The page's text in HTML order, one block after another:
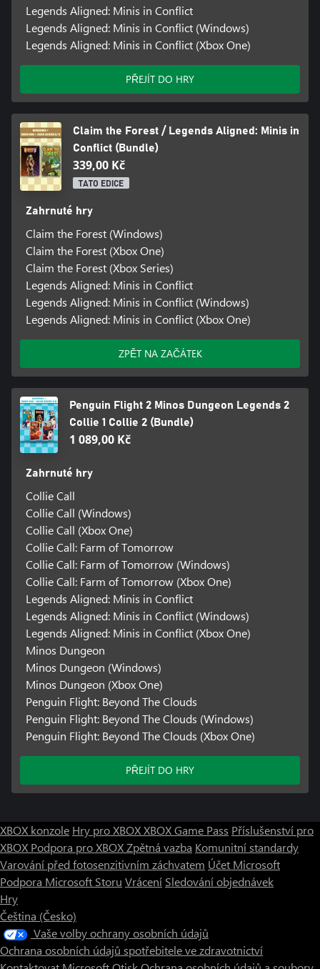
Legends Aligned: Minis in Conflict
Legends Aligned: Minis in Conflict (Windows)
Legends Aligned: Minis in Conflict (Xbox One)
PŘEJÍT DO HRY
Claim the Forest / Legends Aligned: Minis in
Conflict (Bundle)
339,00 Kč
TATO EDICE
Zahrnuté hry
Claim the Forest (Windows)
Claim the Forest (Xbox One)
Claim the Forest (Xbox Series)
Legends Aligned: Minis in Conflict
Legends Aligned: Minis in Conflict (Windows)
Legends Aligned: Minis in Conflict (Xbox One)
ZPĚT NA ZAČÁTEK
Penguin Flight 2 Minos Dungeon Legends 2
Collie 1 Collie 2 (Bundle)
1 089,00 Kč
Zahrnuté hry
Collie Call
Collie Call (Windows)
Collie Call (Xbox One)
Collie Call: Farm of Tomorrow
Collie Call: Farm of Tomorrow (Windows)
Collie Call: Farm of Tomorrow (Xbox One)
Legends Aligned: Minis in Conflict
Legends Aligned: Minis in Conflict (Windows)
Legends Aligned: Minis in Conflict (Xbox One)
Minos Dungeon
Minos Dungeon (Windows)
Minos Dungeon (Xbox One)
Penguin Flight: Beyond The Clouds
Penguin Flight: Beyond The Clouds (Windows)
Penguin Flight: Beyond The Clouds (Xbox One)
PŘEJÍT DO HRY
XBOX konzole Hry pro XBOXXBOX Game Pass Příslušenství pro
XBOX Podpora pro XBOXZpětná vazba Komunitní standardy
Varování před fotosenzitivním záchvatem Účet Microsoft
Podpora Microsoft Storu Vrácení Sledování objednávek
Hry
Čeština (Česko)
Vaše volby ochrany osobních údajů
Ochrana osobních údajů spotřebitele ve zdravotnictví